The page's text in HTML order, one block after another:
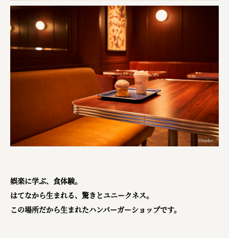
娯楽に学ぶ、食体験。
はてなから生まれる、驚きとユニークネス。
この場所だから生まれたハンバーガーショップです。